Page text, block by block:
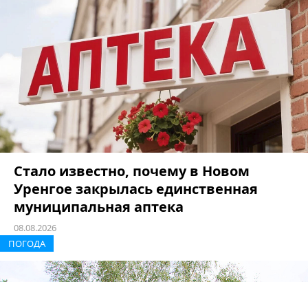
Стало известно, почему в Новом
Уренгое закрылась единственная
муниципальная аптека
08.08.2026
ПОГОДА